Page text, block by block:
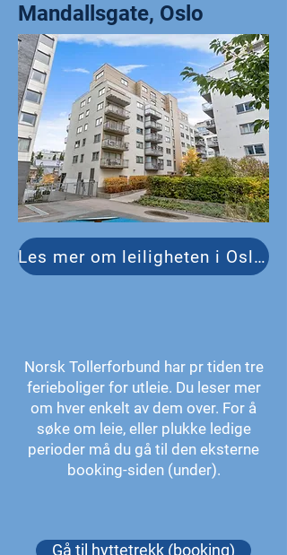
Mandallsgate, Oslo
Les mer om leiligheten i Oslo (ny)
Norsk Tollerforbund har pr tiden tre
ferieboliger for utleie. Du leser mer
om hver enkelt av dem over. For å
søke om leie, eller plukke ledige
perioder må du gå til den eksterne
booking-siden (under).
Gå til hyttetrekk (booking)